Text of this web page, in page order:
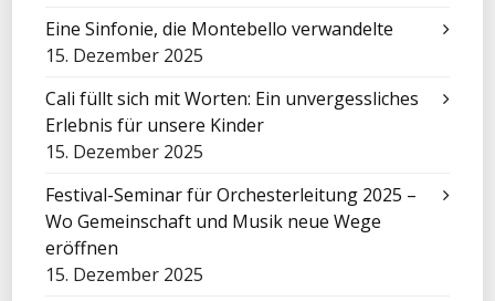
Eine Sinfonie, die Montebello verwandelte
15. Dezember 2025
Cali füllt sich mit Worten: Ein unvergessliches
Erlebnis für unsere Kinder
15. Dezember 2025
Festival-Seminar für Orchesterleitung 2025 –
Wo Gemeinschaft und Musik neue Wege
eröffnen
15. Dezember 2025